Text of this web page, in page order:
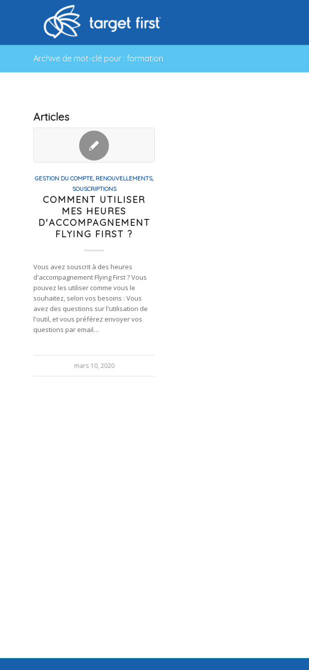
Archive de mot-clé pour : formation
Articles
GESTION DU COMPTE, RENOUVELLEMENTS,
SOUSCRIPTIONS
COMMENT UTILISER
MES HEURES
D'ACCOMPAGNEMENT
FLYING FIRST ?
Vous avez souscrit à des heures
d'accompagnement Flying First ? Vous
pouvez les utiliser comme vous le
souhaitez, selon vos besoins : Vous
avez des questions sur l'utilisation de
l'outil, et vous préférez envoyer vos
questions par email…
mars 10, 2020